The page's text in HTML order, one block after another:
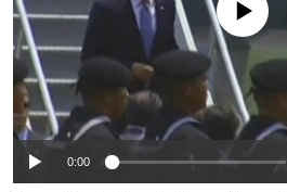
VENEZUELA
BRASIL
NICARAGUA
ECONOMÍA
ENTRETENIMIENTO Y CULTURA
TECNOLOGÍA
DEPORTES
CIENCIA Y SALUD
MULTIMEDIA
VIDEOS
FOTOGRAFÍA
AUDIOS
PROGRAMAS TV
EL MUNDO AL DÍA
FORO INTERAMERICANO
VISIÓN 360
RADIO
AVANCE INFORMATIVO
AUDIONOTICIAS
DIRECT
DOCUMENTALES DE LA VOA
No media source
0:00